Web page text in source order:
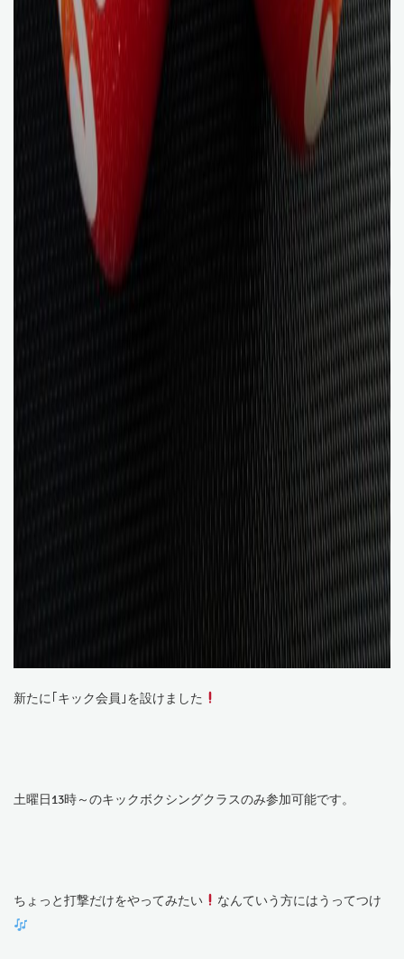
新たに｢キック会員｣を設けました
土曜日13時～のキックボクシングクラスのみ参加可能です。
ちょっと打撃だけをやってみたい なんていう方にはうってつけ